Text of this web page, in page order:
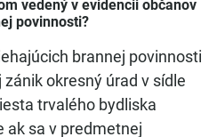
vedený v evidencii občanov
povinnosti?
brannej povinnosti
okresný úrad v sídle
trvalého bydliska
ak sa v predmetnej